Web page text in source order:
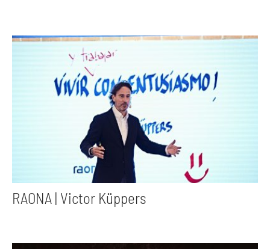
RAONA | Victor Küppers